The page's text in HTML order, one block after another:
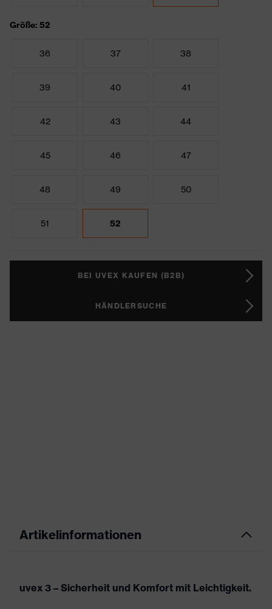
Größe: 52
36 37 38
39 40 41
42 43 44
45 46 47
48 49 50
51 52
BEI UVEX KAUFEN (B2B)
HÄNDLERSUCHE
Artikelinformationen
uvex 3 – Sicherheit und Komfort mit Leichtigkeit.